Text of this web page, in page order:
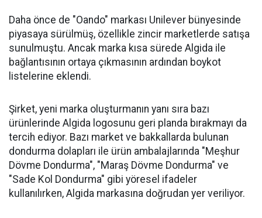
Daha önce de "Oando" markası Unilever bünyesinde
piyasaya sürülmüş, özellikle zincir marketlerde satışa
sunulmuştu. Ancak marka kısa sürede Algida ile
bağlantısının ortaya çıkmasının ardından boykot
listelerine eklendi.
Şirket, yeni marka oluşturmanın yanı sıra bazı
ürünlerinde Algida logosunu geri planda bırakmayı da
tercih ediyor. Bazı market ve bakkallarda bulunan
dondurma dolapları ile ürün ambalajlarında "Meşhur
Dövme Dondurma", "Maraş Dövme Dondurma" ve
"Sade Kol Dondurma" gibi yöresel ifadeler
kullanılırken, Algida markasına doğrudan yer veriliyor.